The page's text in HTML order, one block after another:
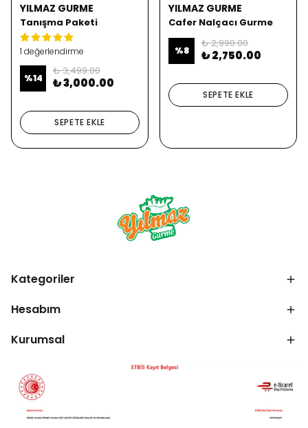
YILMAZ GURME
Tanışma Paketi
1 değerlendirme
%14
₺ 3,499.00
₺ 3,000.00
SEPETE EKLE
YILMAZ GURME
Cafer Nalçacı Gurme
Paket
%8
₺ 2,990.00
₺ 2,750.00
SEPETE EKLE
Kategoriler
Hesabım
Kurumsal